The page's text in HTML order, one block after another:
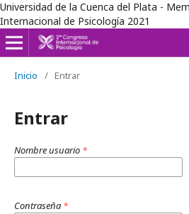
Universidad de la Cuenca del Plata -
Internacional de Psicología 2021
Inicio / Entrar
Entrar
Nombre usuario *
Contraseña *